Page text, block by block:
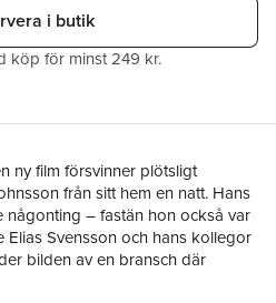
i butik
köp för minst 249 kr.
ny film försvinner plötsligt
från sitt hem en natt. Hans
någonting – fastän hon också var
Elias Svensson och hans kollegor
bilden av en bransch där
#metoo inte har varit